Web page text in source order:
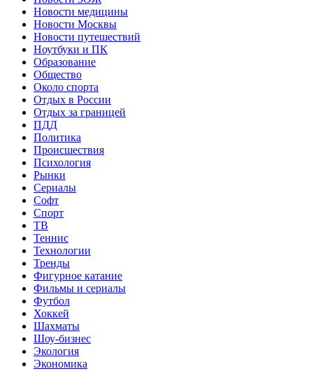
Новости медицины
Новости Москвы
Новости путешествий
Ноутбуки и ПК
Образование
Общество
Около спорта
Отдых в России
Отдых за границей
ПДД
Политика
Происшествия
Психология
Рынки
Сериалы
Софт
Спорт
ТВ
Теннис
Технологии
Тренды
Фигурное катание
Фильмы и сериалы
Футбол
Хоккей
Шахматы
Шоу-бизнес
Экология
Экономика